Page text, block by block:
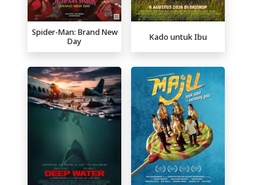
Spider-Man: Brand New
Day
Kado untuk Ibu